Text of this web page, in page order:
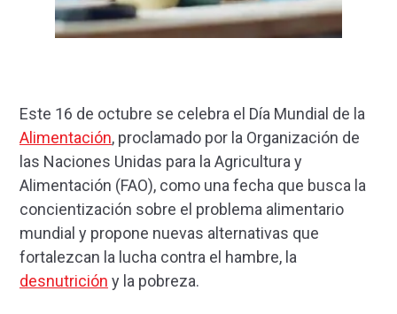
Este 16 de octubre se celebra el Día Mundial de la
Alimentación, proclamado por la Organización de
las Naciones Unidas para la Agricultura y
Alimentación (FAO), como una fecha que busca la
concientización sobre el problema alimentario
mundial y propone nuevas alternativas que
fortalezcan la lucha contra el hambre, la
desnutrición y la pobreza.